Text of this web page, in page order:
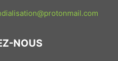
NOUS